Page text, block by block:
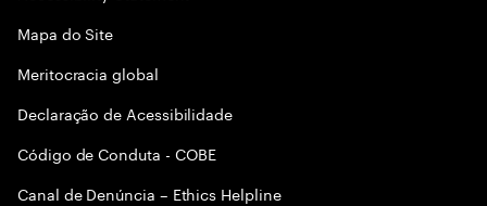
Mapa do Site
Meritocracia global
Declaração de Acessibilidade
Código de Conduta - COBE
Canal de Denúncia – Ethics Helpline